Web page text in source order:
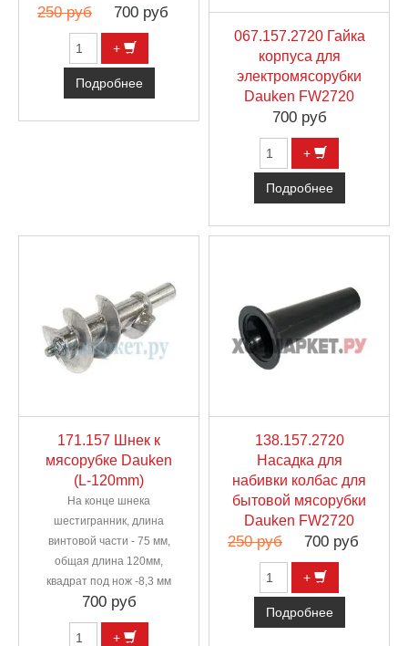
250 руб 700 руб
+
Подробнее
067.157.2720 Гайка
корпуса для
электромясорубки
Dauken FW2720
700 руб
+
Подробнее
171.157 Шнек к
мясорубке Dauken
(L-120mm)
На конце шнека
шестигранник, длина
винтовой части - 75 мм,
общая длина 120мм,
квадрат под нож -8,3 мм
700 руб
+
138.157.2720
Насадка для
набивки колбас для
бытовой мясорубки
Dauken FW2720
250 руб 700 руб
+
Подробнее